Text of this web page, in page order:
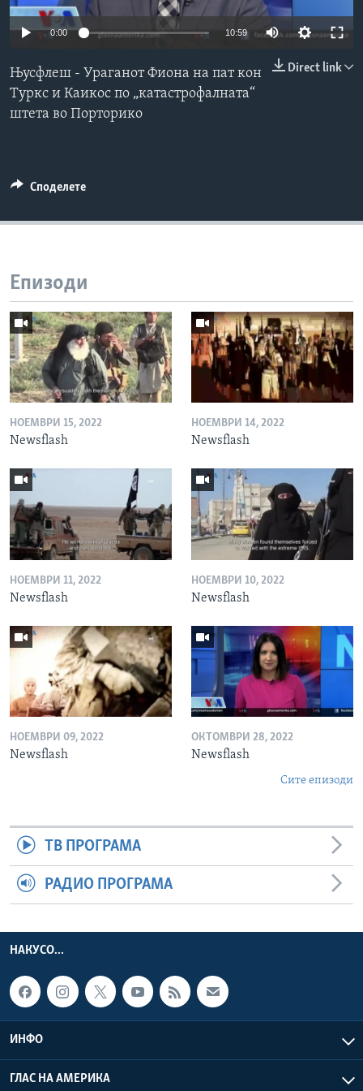
ИНТЕРВЈУА
Јазици
0:00 10:59
Direct link
Њусфлеш - Ураганот Фиона на пат кон
Туркс и Каикос по „катастрофалната“
штета во Порторико
Споделете
Епизоди
НОЕМВРИ 15, 2022
Newsflash
НОЕМВРИ 14, 2022
Newsflash
НОЕМВРИ 11, 2022
Newsflash
НОЕМВРИ 10, 2022
Newsflash
НОЕМВРИ 09, 2022
Newsflash
ОКТОМВРИ 28, 2022
Newsflash
Сите епизоди
ТВ ПРОГРАМА
РАДИО ПРОГРАМА
НАКУСО...
ИНФО
ГЛАС НА АМЕРИКА